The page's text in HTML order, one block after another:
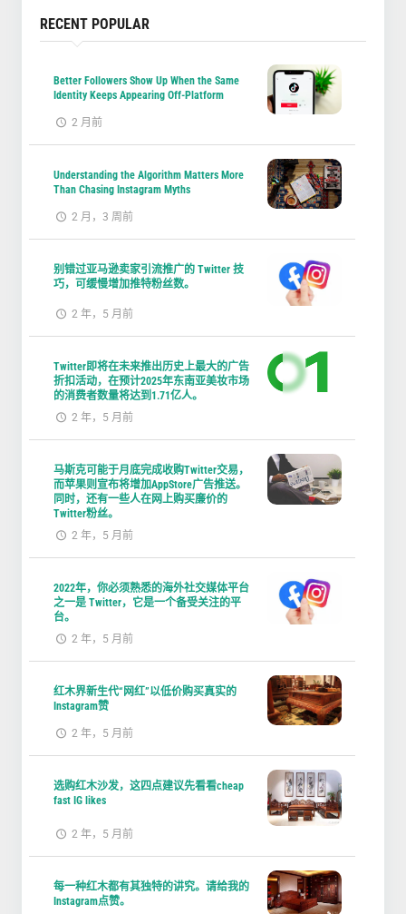
RECENT POPULAR
Better Followers Show Up When the Same
Identity Keeps Appearing Off-Platform
2 月前
Understanding the Algorithm Matters More
Than Chasing Instagram Myths
2 月，3 周前
别错过亚马逊卖家引流推广的 Twitter 技
巧，可缓慢增加推特粉丝数。
2 年，5 月前
Twitter即将在未来推出历史上最大的广告
折扣活动，在预计2025年东南亚美妆市场
的消费者数量将达到1.71亿人。
2 年，5 月前
马斯克可能于月底完成收购Twitter交易，
而苹果则宣布将增加AppStore广告推送。
同时，还有一些人在网上购买廉价的
Twitter粉丝。
2 年，5 月前
2022年，你必须熟悉的海外社交媒体平台
之一是 Twitter，它是一个备受关注的平
台。
2 年，5 月前
红木界新生代“网红”以低价购买真实的
Instagram赞
2 年，5 月前
选购红木沙发，这四点建议先看看cheap
fast IG likes
2 年，5 月前
每一种红木都有其独特的讲究。请给我的
Instagram点赞。